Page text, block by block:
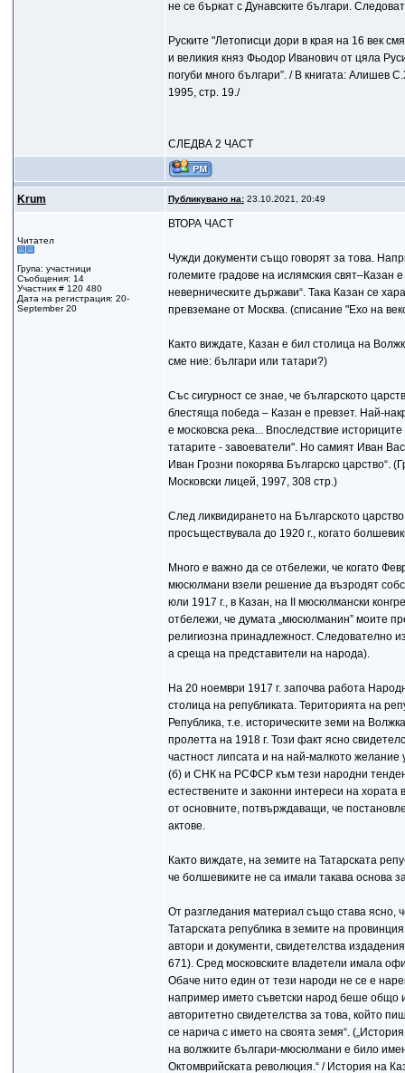
не се бъркат с Дунавските българи.
Руските "Летописци дори в края на 16 век
и великия княз Фьодор Иванович от цяла
погуби много българи”. / В книгата: Алишев
1995, стр. 19./
СЛЕДВА 2 ЧАСТ
Krum Публикувано на:23.10.2021, 20:49
Читател
Група: участници
Съобщения: 14
Участник # 120 480
Дата на регистрация: 20-
September 20
ВТОРА ЧАСТ
Чужди документи също говорят за това.
големите градове на ислямския свят–Казан
неверническите държави“. Така Казан се
превземане от Москва. (списание "Ехо на
Както виждате, Казан е бил столица на
сме ние: българи или татари?)
Със сигурност се знае, че българското
блестяща победа – Казан е превзет. Най-
е московска река... Впоследствие
татарите - завоеватели". Но самият Иван
Иван Грозни покорява Българско царство“.
Московски лицей, 1997, 308 стр.)
След ликвидирането на Българското
просъществувала до 1920 г., когато
Много е важно да се отбележи, че когато
мюсюлмани взели решение да възродят
юли 1917 г., в Казан, на II мюсюлмански
отбележи, че думата „мюсюлманин” моите
религиозна принадлежност. Следователно
а среща на представители на народа).
На 20 ноември 1917 г. започва работа
столица на републиката. Територията на
Република, т.е. историческите земи на
пролетта на 1918 г. Този факт ясно
частност липсата и на най-малкото
(б) и СНК на РСФСР към тези народни
естествените и законни интереси на
от основните, потвърждаващи, че
актове.
Както виждате, на земите на Татарската
че болшевиките не са имали такава основа
От разгледания материал също става ясно,
Татарската република в земите на
автори и документи, свидетелства
671). Сред московските владетели имала
Обаче нито един от тези народи не се е
например името съветски народ беше общо
авторитетно свидетелства за това, който
се нарича с името на своята земя“.
на волжките българи-мюсюлмани е било
Октомврийската революция.“ / История на